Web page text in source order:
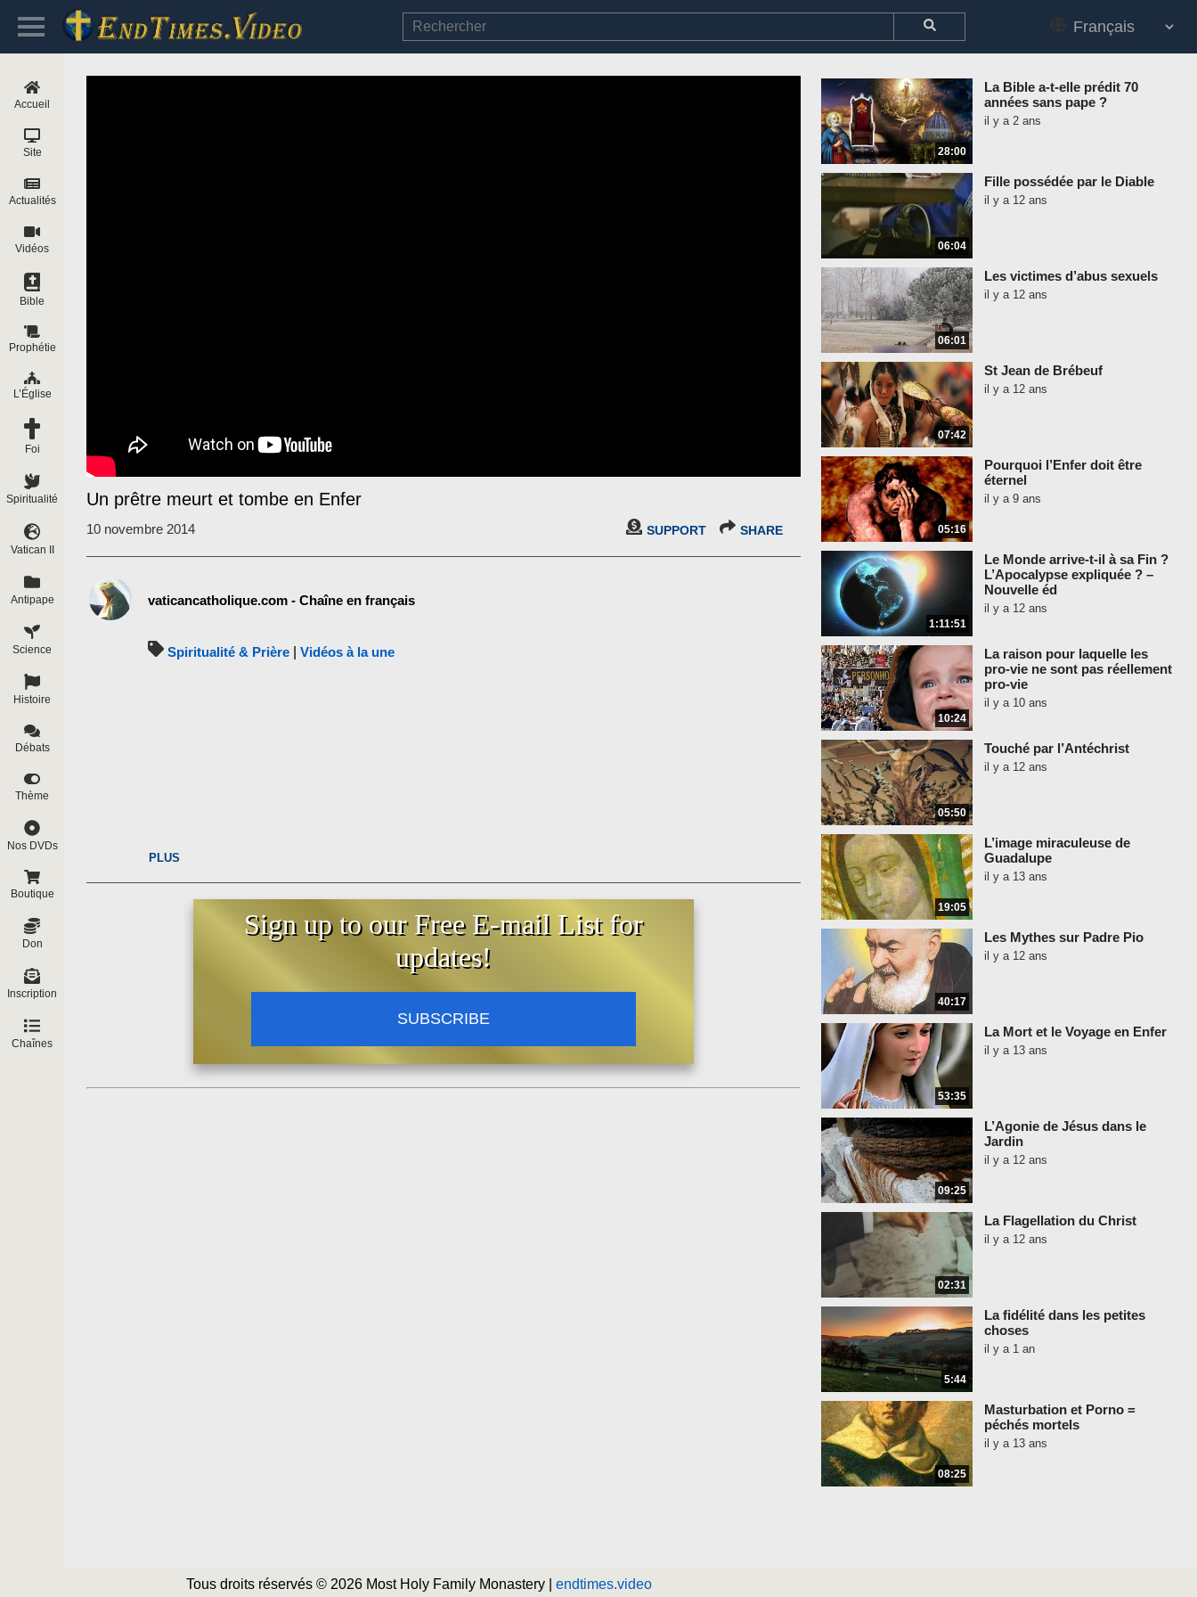
Un prêtre meurt et tombe en Enfer
10 novembre 2014 SUPPORT SHARE
vaticancatholique.com - Chaîne en français
Spiritualité & Prière Vidéos à la une
PLUS
Sign up to our Free E-mail List for
updates!
SUBSCRIBE
28:00
La Bible a-t-elle prédit 70
années sans pape ?
il y a 2 ans
06:04
Fille possédée par le Diable
il y a 12 ans
06:01
Les victimes d’abus sexuels
il y a 12 ans
07:42
St Jean de Brébeuf
il y a 12 ans
05:16
Pourquoi l’Enfer doit être
éternel
il y a 9 ans
1:11:51
Le Monde arrive-t-il à sa Fin ?
L’Apocalypse expliquée ? –
Nouvelle éd
il y a 12 ans
10:24
La raison pour laquelle les
pro-vie ne sont pas réellement
pro-vie
il y a 10 ans
05:50
Touché par l’Antéchrist
il y a 12 ans
19:05
L’image miraculeuse de
Guadalupe
il y a 13 ans
40:17
Les Mythes sur Padre Pio
il y a 12 ans
53:35
La Mort et le Voyage en Enfer
il y a 13 ans
09:25
L’Agonie de Jésus dans le
Jardin
il y a 12 ans
02:31
La Flagellation du Christ
il y a 12 ans
5:44
La fidélité dans les petites
choses
il y a 1 an
08:25
Masturbation et Porno =
péchés mortels
il y a 13 ans
Accueil
Site
Actualités
Vidéos
Bible
Prophétie
L’Église
Foi
Spiritualité
Vatican II
Antipape
Science
Histoire
Débats
Thème
Nos DVDs
Boutique
Don
Inscription
Chaînes
Tous droits réservés © 2026 Most Holy Family Monastery | endtimes.video